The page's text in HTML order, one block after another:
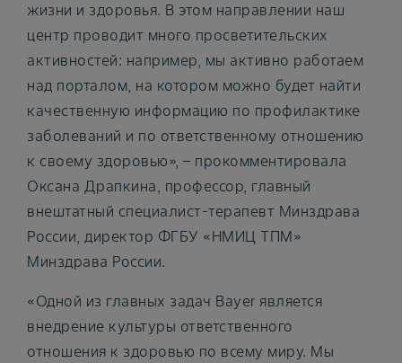
жизни и здоровья. В этом направлении наш
центр проводит много просветительских
активностей: например, мы активно работаем
над порталом, на котором можно будет найти
качественную информацию по профилактике
заболеваний и по ответственному отношению
к своему здоровью», – прокомментировала
Оксана Драпкина, профессор, главный
внештатный специалист-терапевт Минздрава
России, директор ФГБУ «НМИЦ ТПМ»
Минздрава России.
«Одной из главных задач Bayer является
внедрение культуры ответственного
отношения к здоровью по всему миру. Мы